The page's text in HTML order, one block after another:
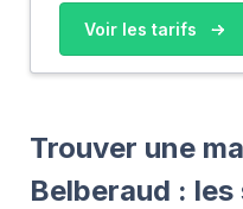
Voir les tarifs
Trouver une
Belberaud :